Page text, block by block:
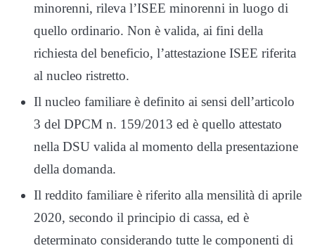
minorenni, rileva l’ISEE minorenni in luogo di
quello ordinario. Non è valida, ai fini della
richiesta del beneficio, l’attestazione ISEE riferita
al nucleo ristretto.
Il nucleo familiare è definito ai sensi dell’articolo
3 del DPCM n. 159/2013 ed è quello attestato
nella DSU valida al momento della presentazione
della domanda.
Il reddito familiare è riferito alla mensilità di aprile
2020, secondo il principio di cassa, ed è
determinato considerando tutte le componenti di